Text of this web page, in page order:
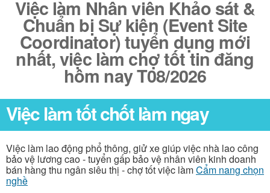
Việc làm Nhân viên Khảo sát &
Chuẩn bị Sự kiện (Event Site
Coordinator) tuyển dụng mới
nhất, việc làm chợ tốt tin đăng
hôm nay T08/2026
Việc làm tốt chốt làm ngay
Việc làm lao động phổ thông, giử xe giúp việc nhà lao công
bảo vệ lương cao - tuyển gấp bảo vệ nhân viên kinh doanh
bán hàng thu ngân siêu thị - chợ tốt việc làmCẩm nang chọn
nghề